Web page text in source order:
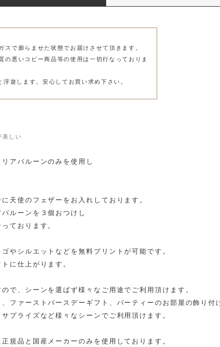
で膨らませた状態でお届けさせて頂きます。
の悪いコピー商品等の使用は一切行なっておりま
遊します。安心してお買い求め下さい。
美しい
アバルーンのみを使用し
天使のフェザーをお入れしております。
ルーンを３個おつけし
ております。
やシルエットなどを無料プリントが可能です。
に仕上がります。
で、シーンを選ばず様々なご用途でご利用頂けます。
ファーストバースデーギフト、パーティーのお部屋の飾り
プライズなど様々なシーンでご利用頂けます。
規品と国産メーカーのみを使用しております。